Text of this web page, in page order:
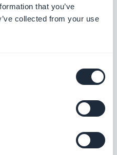
that you’ve
collected from your use
e bassa
con la piattaforma